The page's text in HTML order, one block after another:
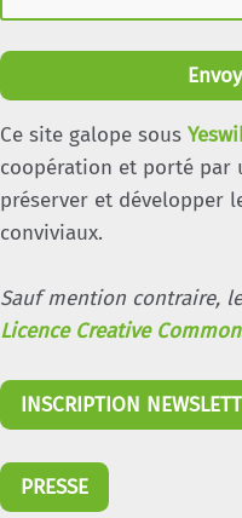
Ce site galope sous
coopération et porté par
préserver et développer
conviviaux.
Sauf mention contraire,
Licence Creative
INSCRIPTION
PRESSE